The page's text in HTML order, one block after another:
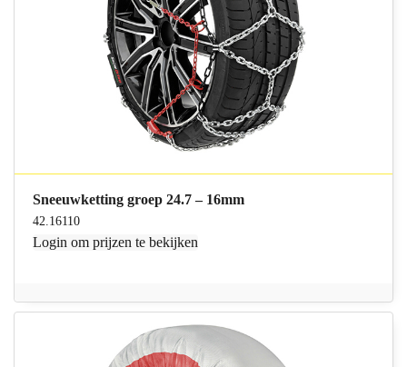
Sneeuwketting groep 24.7 – 16mm
42.16110
Login om prijzen te bekijken